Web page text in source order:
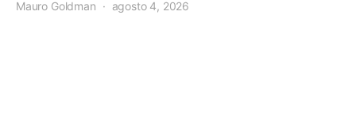
Mauro Goldman agosto 4, 2026